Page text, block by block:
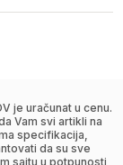
je uračunat u cenu.
Vam svi artikli na
specifikacija,
da su sve
sajtu u potpunosti